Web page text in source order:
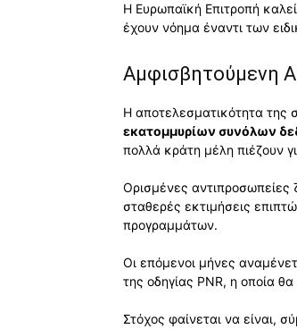
Η Ευρωπαϊκή Επιτροπή
έχουν νόημα έναντι των
Αμφισβητούμενη
Η αποτελεσματικότητα της
εκατομμυρίων συνόλων
πολλά κράτη μέλη πιέζουν
Ορισμένες αντιπροσωπείες
σταθερές εκτιμήσεις
προγραμμάτων.
Οι επόμενοι μήνες
της οδηγίας PNR, η οποία
Στόχος φαίνεται να είναι,